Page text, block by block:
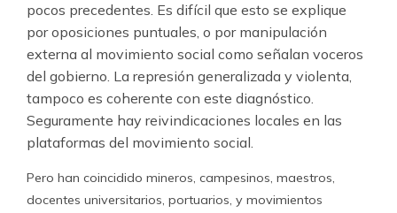
pocos precedentes. Es difícil que esto se explique
por oposiciones puntuales, o por manipulación
externa al movimiento social como señalan voceros
del gobierno. La represión generalizada y violenta,
tampoco es coherente con este diagnóstico.
Seguramente hay reivindicaciones locales en las
plataformas del movimiento social.
Pero han coincidido mineros, campesinos, maestros,
docentes universitarios, portuarios, y movimientos